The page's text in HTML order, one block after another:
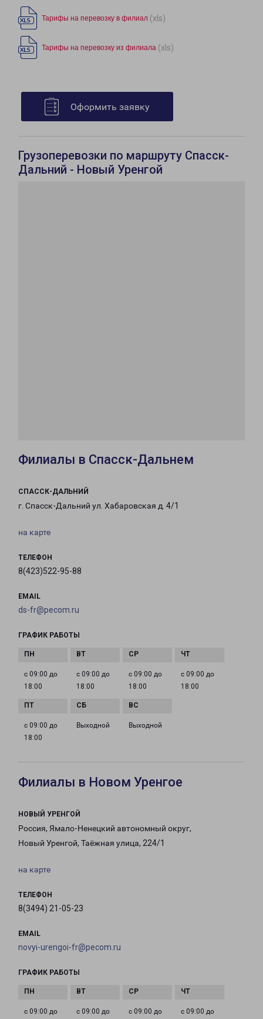
Тарифы на перевозку в филиал (xls)
Тарифы на перевозку из филиала (xls)
Оформить заявку
Грузоперевозки по маршруту Спасск-
Дальний - Новый Уренгой
Филиалы в Спасск-Дальнем
СПАССК-ДАЛЬНИЙ
г. Спасск-Дальний ул. Хабаровская д. 4/1
на карте
ТЕЛЕФОН
8(423)522-95-88
EMAIL
ds-fr@pecom.ru
ГРАФИК РАБОТЫ
с 09:00 до
18:00
с 09:00 до
18:00
с 09:00 до
18:00
с 09:00 до
18:00
с 09:00 до
18:00
Выходной Выходной
Филиалы в Новом Уренгое
НОВЫЙ УРЕНГОЙ
Россия, Ямало-Ненецкий автономный округ,
Новый Уренгой, Таёжная улица, 224/1
на карте
ТЕЛЕФОН
8(3494) 21-05-23
EMAIL
novyi-urengoi-fr@pecom.ru
ГРАФИК РАБОТЫ
с 09:00 до с 09:00 до с 09:00 до с 09:00 до